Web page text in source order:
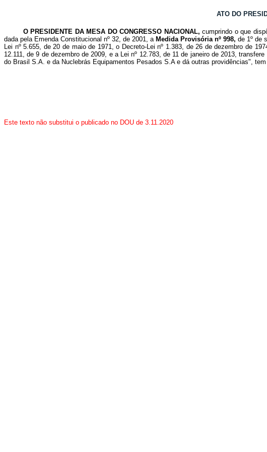
ATO DO
O PRESIDENTE DA MESA DO CONGRESSO NACIONAL,cumprindo o que
dada pela Emenda Constitucional nº 32, de 2001, a Medida Provisória nº 998, de 1º de
Lei nº 5.655, de 20 de maio de 1971, o Decreto-Lei nº 1.383, de 26 de dezembro de
12.111, de 9 de dezembro de 2009, e a Lei nº 12.783, de 11 de janeiro de 2013,
do Brasil S.A. e da Nuclebrás Equipamentos Pesados S.A e dá outras providências",
Este texto não substitui o publicado no DOU de 3.11.2020